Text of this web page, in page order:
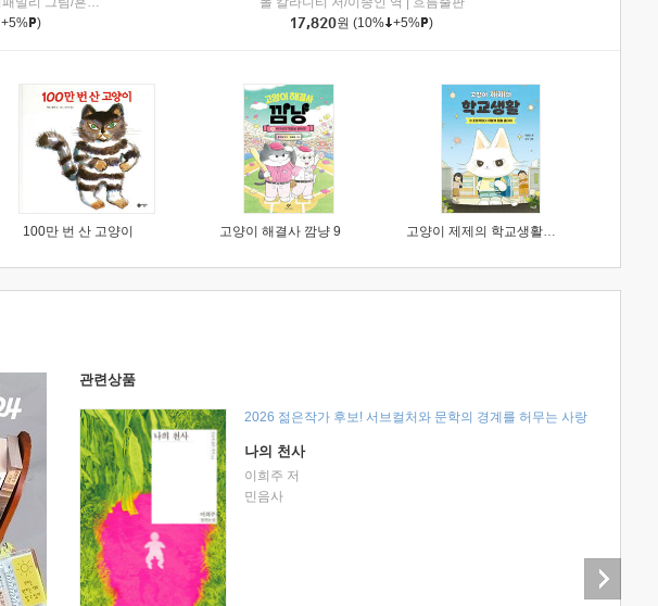
+5% )
17,820원 (10% +5% )
100만 번 산 고양이 고양이 해결사 깜냥 9 고양이 제제의 학교생활 1 : 초등학생이 이렇게 힘들 줄이야
관련상품
2026 젊은작가 후보! 서브컬처와 문학의 경계를 허무는 사랑
나의 천사
이희주 저
민음사